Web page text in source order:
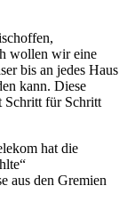
wollen wir eine
bis an jedes Haus
kann. Diese
Schritt für Schritt
hat die
aus den Gremien